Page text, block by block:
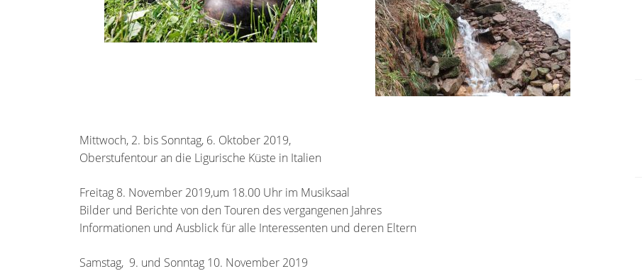
Mittwoch, 2. bis Sonntag, 6. Oktober 2019,
Oberstufentour an die Ligurische Küste in Italien
Freitag 8. November 2019,um 18.00 Uhr im Musiksaal
Bilder und Berichte von den Touren des vergangenen Jahres
Informationen und Ausblick für alle Interessenten und deren Eltern
Samstag, 9. und Sonntag 10. November 2019